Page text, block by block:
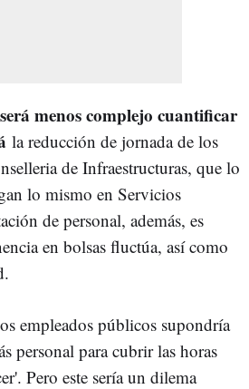
será menos complejo cuantificar
la reducción de jornada de los
de Infraestructuras, que lo
lo mismo en Servicios
de personal, además, es
en bolsas fluctúa, así como
empleados públicos supondría
personal para cubrir las horas
Pero este sería un dilema